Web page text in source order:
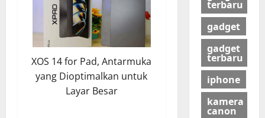
XOS 14 for Pad, Antarmuka
yang Dioptimalkan untuk
Layar Besar
terbaru
gadget
gadget
terbaru
iphone
kamera
canon